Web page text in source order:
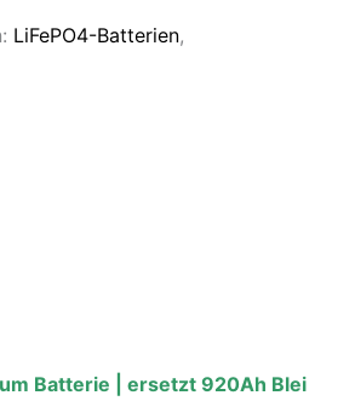
LiFePO4-Batterien,
Batterie | ersetzt 920Ah Blei